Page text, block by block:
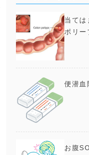
当ては
ポリー
便潜血
お腹